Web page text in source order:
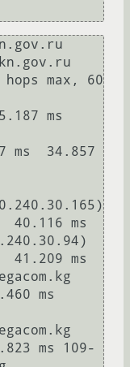
max, 60
40.116 ms
41.209 ms
ms
ms 109-